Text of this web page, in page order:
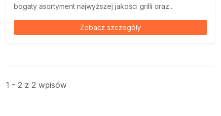
bogaty asortyment najwyższej jakości grilli oraz...
Zobacz szczegóły
1 - 2 z 2 wpisów